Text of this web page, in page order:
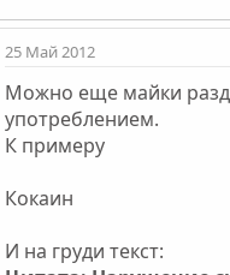
25 Май 2012
Можно еще майки
употреблением.
К примеру
Кокаин
И на груди текст: